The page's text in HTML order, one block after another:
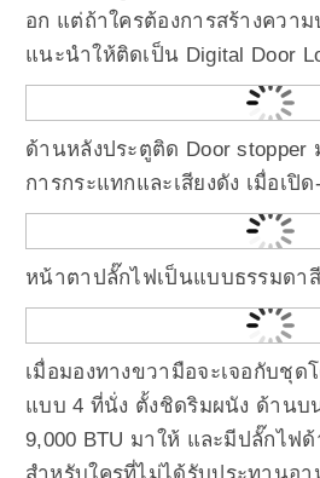
อก แต่ถ้าใครต้องการสร้างควา
แนะนำให้ติดเป็น Digital Door
ด้านหลังประตูติด Door stopper
การกระแทกและเสียงดัง เมื่อเปิ
หน้าตาปลั๊กไฟเป็นแบบธรรมดา
เมื่อมองทางขวามือจะเจอกับชุด
แบบ 4 ที่นั่ง ตั้งชิดริมผนัง ด้านบ
9,000 BTU มาให้ และมีปลั๊กไฟ